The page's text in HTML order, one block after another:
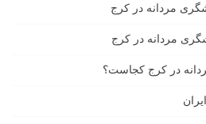
مردانه در کرج
در کرج کجاست؟